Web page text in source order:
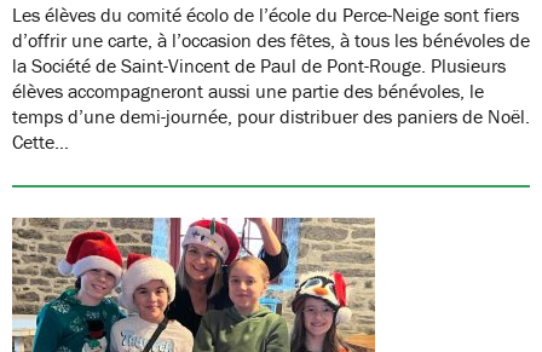
Les élèves du comité écolo de l’école du Perce-Neige sont fiers
d’offrir une carte, à l’occasion des fêtes, à tous les bénévoles de
la Société de Saint-Vincent de Paul de Pont-Rouge. Plusieurs
élèves accompagneront aussi une partie des bénévoles, le
temps d’une demi-journée, pour distribuer des paniers de Noël.
Cette…